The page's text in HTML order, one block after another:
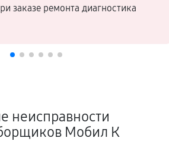
заказе ремонта диагностика
неисправности
Мобил К